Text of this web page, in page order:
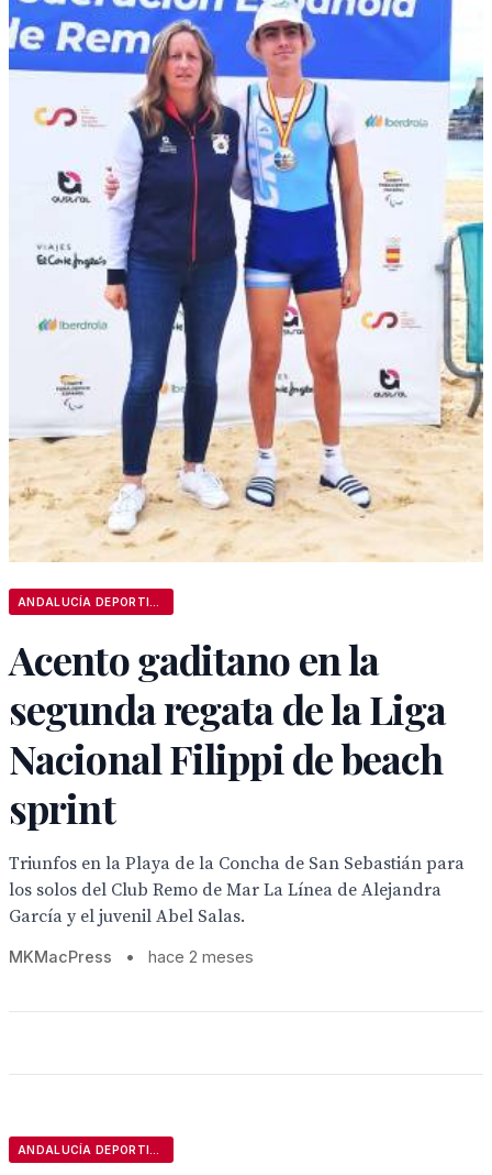
Acento gaditano en la
segunda regata de la Liga
Nacional Filippi de beach
sprint
Triunfos en la Playa de la Concha de San Sebastián para
los solos del Club Remo de Mar La Línea de Alejandra
García y el juvenil Abel Salas.
MKMacPress • hace 2 meses